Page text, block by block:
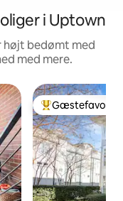
i Uptown
højt bedømt med
med mere.
Bedste
Gæstefavorit